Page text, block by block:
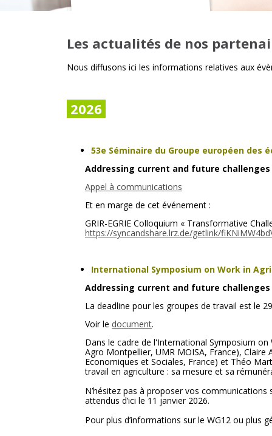
Les actualités de nos
Nous diffusons ici les informations relatives aux
2026
53e Séminaire du Groupe européen
Addressing current and future
Appel à communications
Et en marge de cet événement :
GRIR-EGRIE Colloquium « Transformative
https://syncandshare.lrz.de/getlink/
International Symposium on Work in
Addressing current and future
La deadline pour les groupes de travail est le
Voir le document.
Dans le cadre de l'International Symposium
Agro Montpellier, UMR MOISA, France),
Economiques et Sociales, France) et Théo
travail en agriculture : sa mesure et sa
N’hésitez pas à proposer vos
attendus d’ici le 11 janvier 2026.
Pour plus d’informations sur le WG12 ou plus